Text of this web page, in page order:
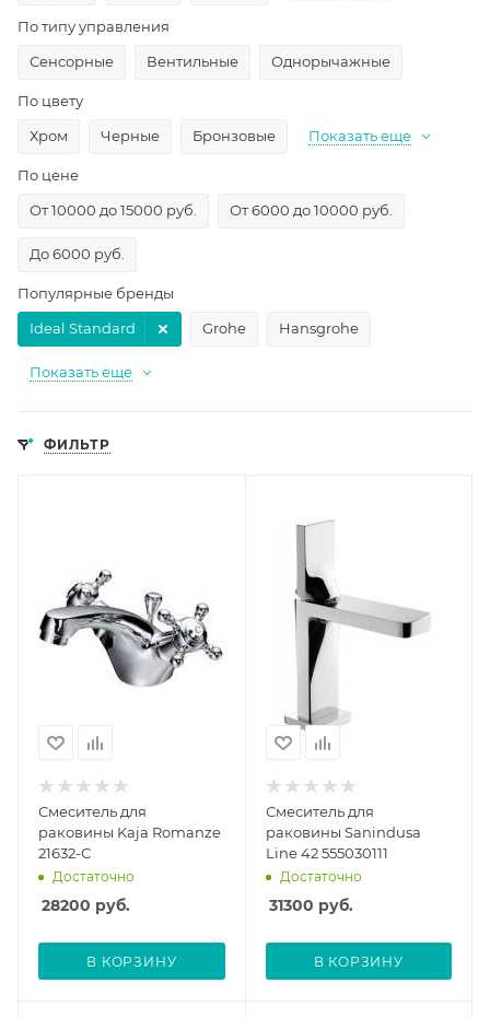
По типу управления
Сенсорные
Вентильные Однорычажные
По цвету
Хром
Черные Бронзовые Показать еще
По цене
От 10000 до 15000 руб.
От 6000 до 10000 руб.
До 6000 руб.
Популярные бренды
Grohe
Hansgrohe
Ideal Standard
Показать еще
ФИЛЬТР
Смеситель для
раковины Kaja Romanze
21632-С
Достаточно
28200 руб.
В КОРЗИНУ
Смеситель для
раковины Sanindusa
Line 42 555030111
Достаточно
31300 руб.
В КОРЗИНУ